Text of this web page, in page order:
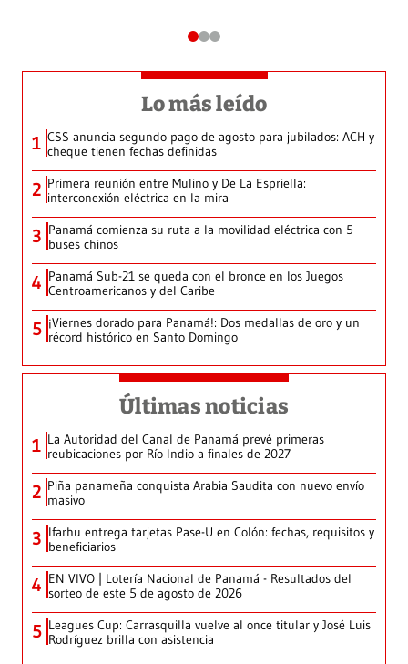
Lo más leído
1 CSS anuncia segundo pago de agosto para jubilados: ACH y
cheque tienen fechas definidas
2 Primera reunión entre Mulino y De La Espriella:
interconexión eléctrica en la mira
3 Panamá comienza su ruta a la movilidad eléctrica con 5
buses chinos
4 Panamá Sub-21 se queda con el bronce en los Juegos
Centroamericanos y del Caribe
5 ¡Viernes dorado para Panamá!: Dos medallas de oro y un
récord histórico en Santo Domingo
Últimas noticias
1 La Autoridad del Canal de Panamá prevé primeras
reubicaciones por Río Indio a finales de 2027
2 Piña panameña conquista Arabia Saudita con nuevo envío
masivo
3 Ifarhu entrega tarjetas Pase-U en Colón: fechas, requisitos y
beneficiarios
4 EN VIVO | Lotería Nacional de Panamá - Resultados del
sorteo de este 5 de agosto de 2026
5 Leagues Cup: Carrasquilla vuelve al once titular y José Luis
Rodríguez brilla con asistencia